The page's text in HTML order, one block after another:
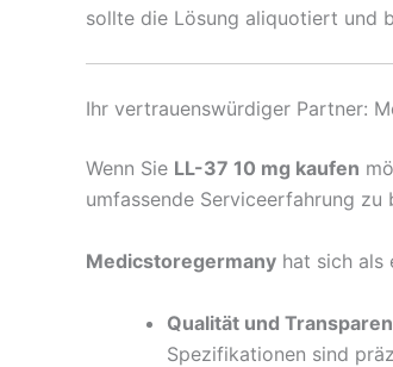
sollte die Lösung aliquotiert und
Ihr vertrauenswürdiger Partner:
Wenn Sie LL-37 10 mg kaufen
umfassende Serviceerfahrung zu
Medicstoregermany hat sich als
Qualität und
Spezifikationen sind